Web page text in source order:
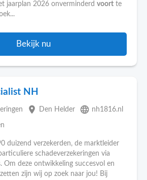
jaarplan 2026 onverminderd voort te
Bekijk nu
NH
place Den Helder language nh1816.nl
duizend verzekerden, de marktleider
schadeverzekeringen via
Om deze ontwikkeling succesvol en
zijn wij op zoek naar jou! Bij